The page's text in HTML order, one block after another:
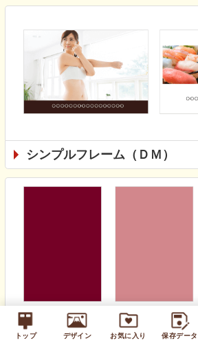
トップ デザイン お気に入り 保存データ
シンプルフレーム（ＤＭ）
無地カラー（通年）